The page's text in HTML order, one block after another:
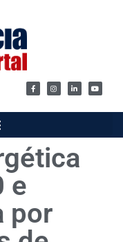
e
por